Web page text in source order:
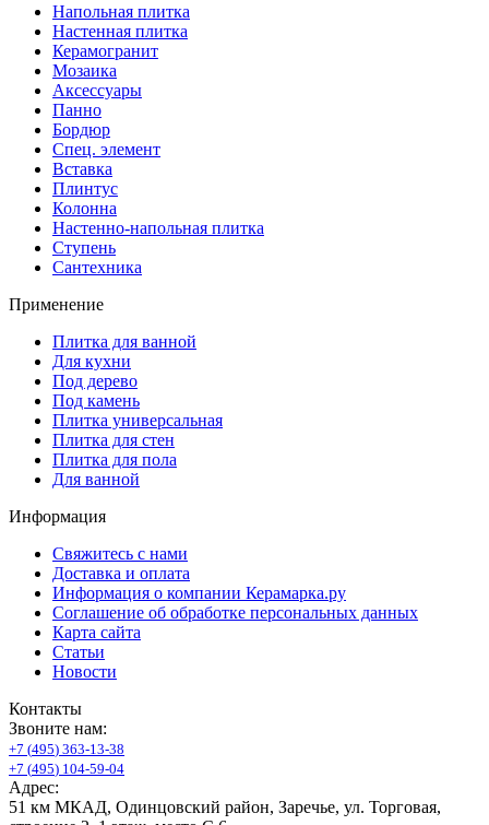
Напольная плитка
Настенная плитка
Керамогранит
Мозаика
Аксессуары
Панно
Бордюр
Спец. элемент
Вставка
Плинтус
Колонна
Настенно-напольная плитка
Ступень
Сантехника
Применение
Плитка для ванной
Для кухни
Под дерево
Под камень
Плитка универсальная
Плитка для стен
Плитка для пола
Для ванной
Информация
Свяжитесь с нами
Доставка и оплата
Информация о компании Керамарка.ру
Соглашение об обработке персональных данных
Карта сайта
Статьи
Новости
Контакты
Звоните нам:
+7 (495) 363-1 3-38
+7 (495) 1 04-59-04
Адрес:
51 км МКАД, Одинцовский район, Заречье, ул. Торговая,